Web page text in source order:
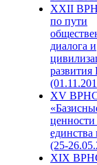
XXII
по пути
диалога и
развития
XV
единства
(25-
XIX